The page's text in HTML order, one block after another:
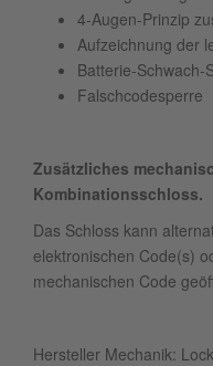
4-Augen-Prinzip
Aufzeichnung der
Batterie-Schwach-
Falschcodesperre
Zusätzliches
Kombinationsschloss.
Das Schloss kann
elektronischen Code(s)
mechanischen Code
Hersteller Mechanik: